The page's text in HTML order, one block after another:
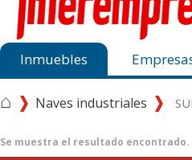
Inmuebles
⌂ Naves industriales
Se muestra el resultado encontrado.